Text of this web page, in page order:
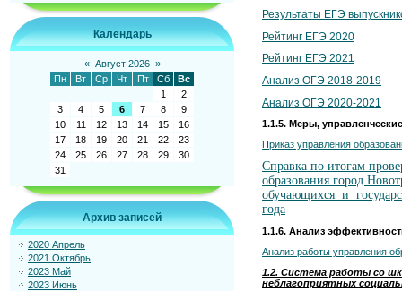
Календарь
« Август 2026 »
Пн
Вт Ср Чт Пт Сб
Вс
1
2
3
4 5 6 7 8
9
10
11 12 13 14 15
16
17
18 19 20 21 22
23
24
25 26 27 28 29
30
31
Архив записей
2020 Апрель
2021 Октябрь
2023 Май
2023 Июнь
Результаты ЕГЭ
Рейтинг ЕГЭ 2020
Рейтинг ЕГЭ 2021
Анализ ОГЭ 2018-2019
Анализ ОГЭ 2020-2021
1.1.5. Меры,
Приказ управления
Справка по итогам
образования город
обучающихся и
года
1.1.6. Анализ
Анализ работы управления
1.2. Система работы со
неблагоприятных